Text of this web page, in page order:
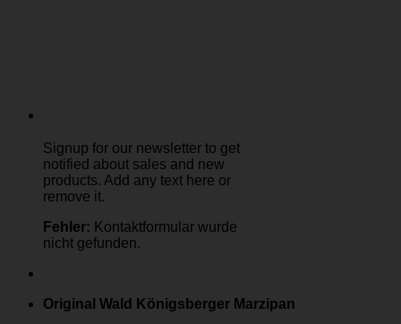
Signup for our newsletter to get
notified about sales and new
products. Add any text here or
remove it.
Fehler: Kontaktformular wurde
nicht gefunden.
Original Wald Königsberger Marzipan